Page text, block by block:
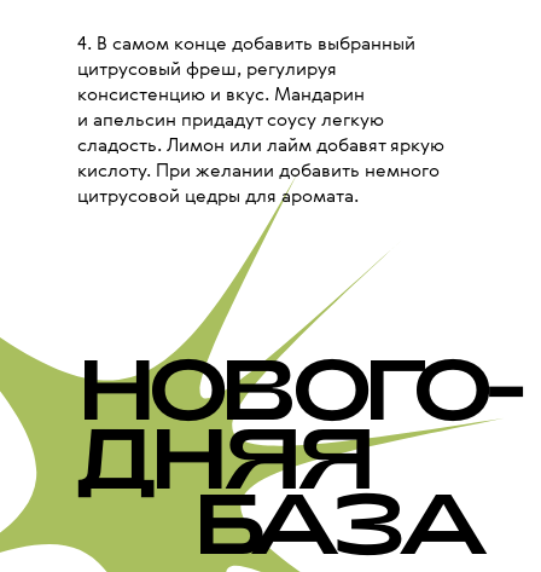
4. В самом конце добавить выбранный
цитрусовый фреш, регулируя
консистенцию и вкус. Мандарин
и апельсин придадут соусу легкую
сладость. Лимон или лайм добавят яркую
кислоту. При желании добавить немного
цитрусовой цедры для аромата.
НОВОГО-
ДНЯЯ
БАЗА